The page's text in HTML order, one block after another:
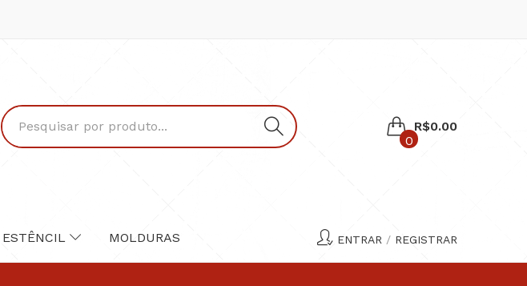
0
R$0.00
ESTÊNCIL MOLDURAS ENTRAR / REGISTRAR